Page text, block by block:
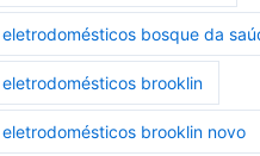
bosque da
brooklin
brooklin novo